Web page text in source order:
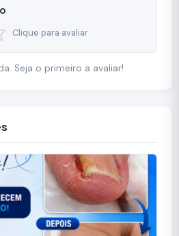
Clique para avaliar
Seja o primeiro a avaliar!